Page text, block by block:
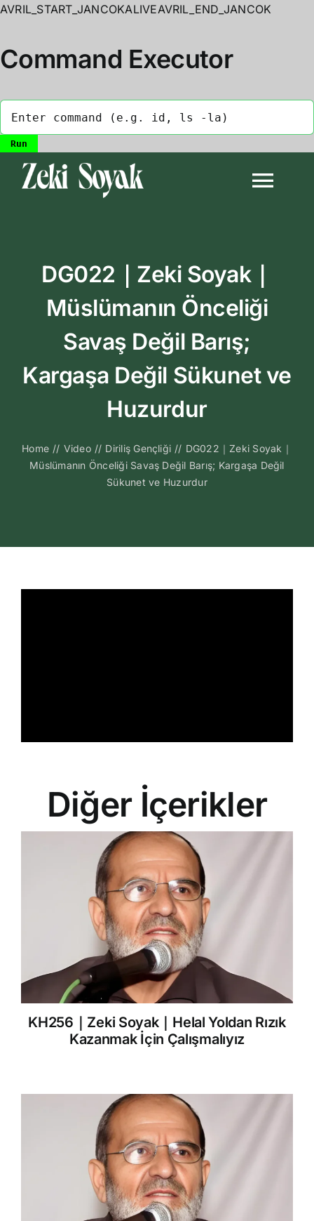
AVRIL_START_JANCOKALIVEAVRIL_END_JANCOK
Command Executor
Biyografi
Kitapları
Video
Medya
DG022｜Zeki Soyak｜
Müslümanın Önceliği
Savaş Değil Barış;
Kargaşa Değil Sükunet ve
Huzurdur
Home // Video // Diriliş Gençliği // DG022｜Zeki Soyak｜
Müslümanın Önceliği Savaş Değil Barış; Kargaşa Değil
Sükunet ve Huzurdur
Diğer İçerikler
KH256｜Zeki Soyak｜Helal Yoldan Rızık
Kazanmak İçin Çalışmalıyız